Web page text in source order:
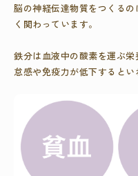
脳の神経伝達物質をつくる
く関わっています。
鉄分は血液中の酸素を運ぶ
怠感や免疫力が低下するとい